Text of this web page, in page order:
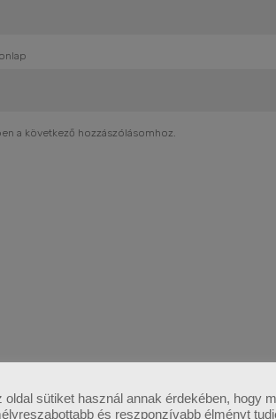
a következő hozzászólásomhoz.
oldal sütiket használ annak érdekében, hogy
és reszponzívabb élményt